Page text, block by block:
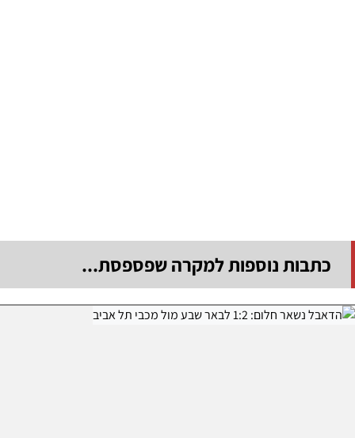
כתבות נוספות למקרה שפספסת...